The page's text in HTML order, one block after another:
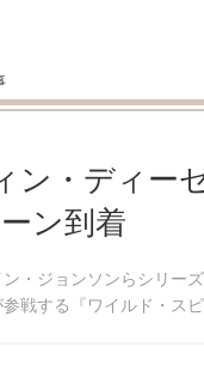
ン・ディ
ン到着
・ジョンソンらシリー
戦する『ワイルド・ス